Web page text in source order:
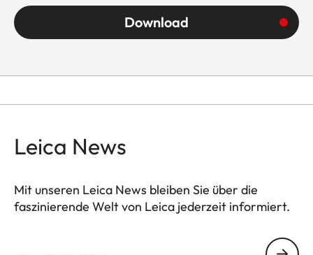
Download
Leica News
Mit unseren Leica News bleiben Sie über die
faszinierende Welt von Leica jederzeit informiert.